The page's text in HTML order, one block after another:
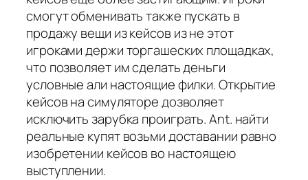
смогут обменивать также пускать в
продажу вещи из кейсов из не этот
игроками держи торгашеских площадках,
что позволяет им сделать деньги
условные али настоящие филки. Открытие
кейсов на симуляторе дозволяет
исключить зарубка проиграть. Ant. найти
реальные купят возьми доставании равно
изобретении кейсов во настоящею
выступлении.